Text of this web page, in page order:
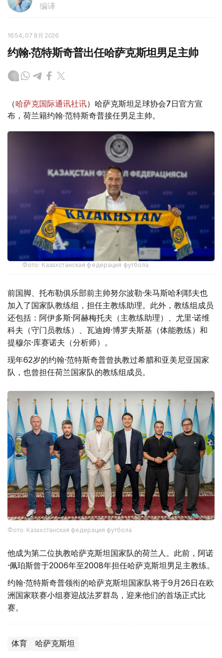
编译
16:54, 07 8月 2026
约翰·范特斯奇普出任哈萨克斯坦男足主帅
（哈萨克国际通讯社讯）哈萨克斯坦足球协会7日官方宣
布，荷兰籍约翰·范特斯奇普接任男足主帅。
Фото: Казахстанская федерация футбола
前国脚、托布勒俱乐部前主帅努尔波勒·朱马斯哈利耶夫也
加入了国家队教练组，担任主教练助理。此外，教练组成员
还包括：阿伊多斯·阿赫梅托夫（主教练助理）、尤里·诺维
科夫（守门员教练）、瓦迪姆·博罗夫斯基（体能教练）和
提穆尔·库赛诺夫（分析师）。
现年62岁的约翰·范特斯奇普曾执教过希腊和亚美尼亚国家
队，也曾担任荷兰国家队的教练组成员。
Фото: Казахстанская федерация футбола
他成为第二位执教哈萨克斯坦国家队的荷兰人。此前，阿诺
·佩珀斯曾于2006年至2008年担任哈萨克斯坦男足主教练。
约翰·范特斯奇普领衔的哈萨克斯坦国家队将于9月26日在欧
洲国家联赛小组赛迎战法罗群岛，迎来他们的首场正式比
赛。
体育 哈萨克斯坦